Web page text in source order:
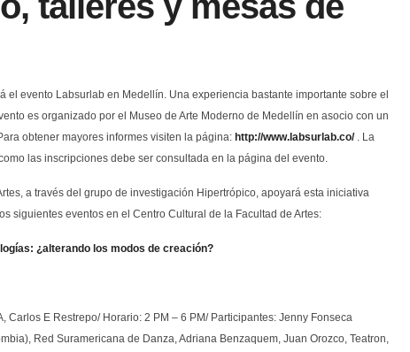
el evento Labsurlab en Medellín. Una experiencia bastante importante sobre el
es organizado por el Museo de Arte Moderno de Medellín en asocio con un
obtener mayores informes visiten la página: http://www.labsurlab.co/. La
las inscripciones debe ser consultada en la página del evento.
a través del grupo de investigación Hipertrópico, apoyará esta iniciativa
siguientes eventos en el Centro Cultural de la Facultad de Artes:
¿alterando los modos de creación?
Carlos E Restrepo/ Horario: 2 PM – 6 PM/ Participantes: Jenny Fonseca
Red Suramericana de Danza, Adriana Benzaquem, Juan Orozco, Teatron,